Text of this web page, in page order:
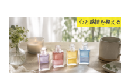
心と感情を整える